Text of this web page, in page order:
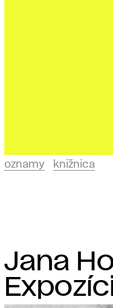
oznamy knižnica
Jana